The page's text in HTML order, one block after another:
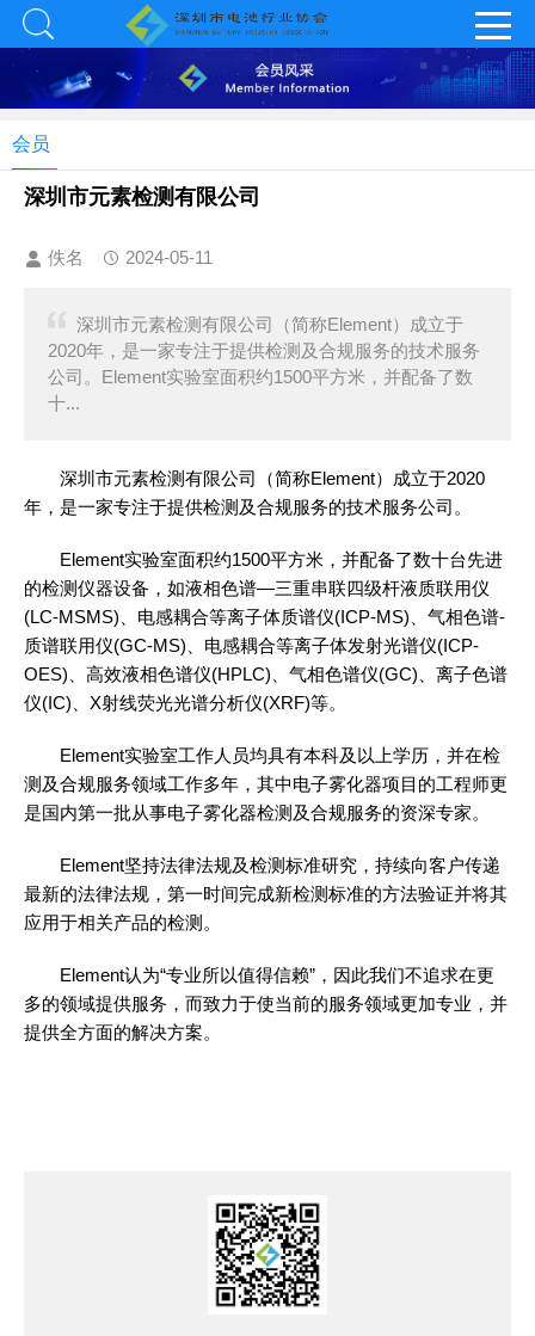
会员
深圳市元素检测有限公司
佚名 2024-05-11
深圳市元素检测有限公司（简称Element）成立于
2020年，是一家专注于提供检测及合规服务的技术服务
公司。Element实验室面积约1500平方米，并配备了数
十...
深圳市元素检测有限公司（简称Element）成立于2020
年，是一家专注于提供检测及合规服务的技术服务公司。
Element实验室面积约1500平方米，并配备了数十台先进
的检测仪器设备，如液相色谱—三重串联四级杆液质联用仪
(LC-MSMS)、电感耦合等离子体质谱仪(ICP-MS)、气相色谱-
质谱联用仪(GC-MS)、电感耦合等离子体发射光谱仪(ICP-
OES)、高效液相色谱仪(HPLC)、气相色谱仪(GC)、离子色谱
仪(IC)、X射线荧光光谱分析仪(XRF)等。
Element实验室工作人员均具有本科及以上学历，并在检
测及合规服务领域工作多年，其中电子雾化器项目的工程师更
是国内第一批从事电子雾化器检测及合规服务的资深专家。
Element坚持法律法规及检测标准研究，持续向客户传递
最新的法律法规，第一时间完成新检测标准的方法验证并将其
应用于相关产品的检测。
Element认为“专业所以值得信赖”，因此我们不追求在更
多的领域提供服务，而致力于使当前的服务领域更加专业，并
提供全方面的解决方案。